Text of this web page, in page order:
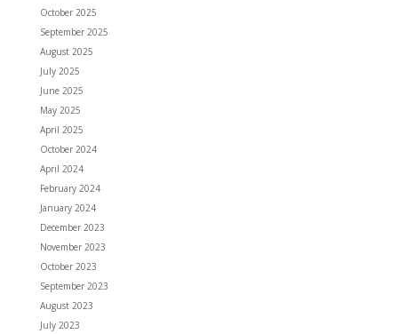
October 2025
September 2025
August 2025
July 2025
June 2025
May 2025
April 2025
October 2024
April 2024
February 2024
January 2024
December 2023
November 2023
October 2023
September 2023
August 2023
July 2023